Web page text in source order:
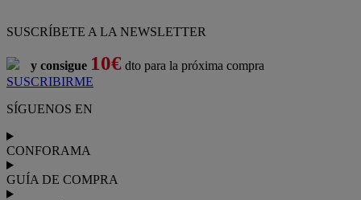
SUSCRÍBETE A LA NEWSLETTER
y consigue 10€ dto para la próxima compra
SUSCRIBIRME
SÍGUENOS EN
CONFORAMA
GUÍA DE COMPRA